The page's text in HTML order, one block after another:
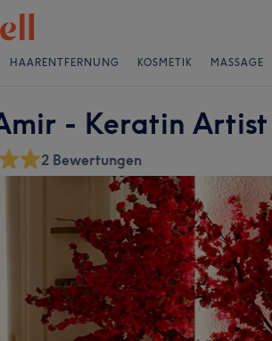
HAARENTFERNUNG KOSMETIK MASSAGE
- Keratin Artist
2 Bewertungen